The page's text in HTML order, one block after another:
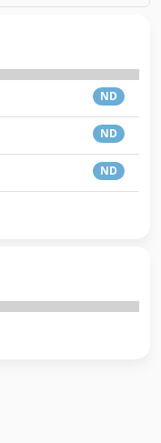
ND
ND
ND